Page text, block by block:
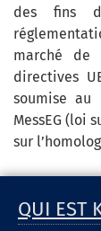
des fins
marché de
directives
soumise au
MessEG (loi
sur
QUI EST